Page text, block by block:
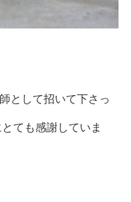
として招いて下さっ
ても感謝していま